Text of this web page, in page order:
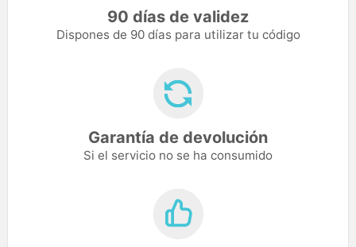
90 días de validez
Dispones de 90 días para utilizar tu código
Garantía de devolución
Si el servicio no se ha consumido